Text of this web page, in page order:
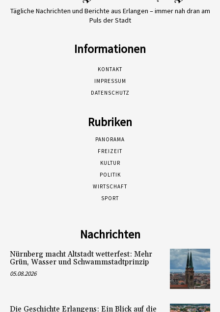
Tägliche Nachrichten und Berichte aus Erlangen – immer nah dran am
Puls der Stadt
Informationen
KONTAKT
IMPRESSUM
DATENSCHUTZ
Rubriken
PANORAMA
FREIZEIT
KULTUR
POLITIK
WIRTSCHAFT
SPORT
Nachrichten
Nürnberg macht Altstadt wetterfest: Mehr
Grün, Wasser und Schwammstadtprinzip
05.08.2026
Die Geschichte Erlangens: Ein Blick auf die